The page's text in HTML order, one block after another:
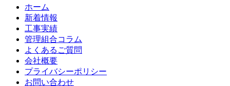
ホーム
新着情報
工事実績
管理組合コラム
よくあるご質問
会社概要
プライバシーポリシー
お問い合わせ